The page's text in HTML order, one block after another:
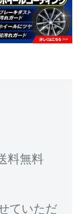
料無料
ていただ